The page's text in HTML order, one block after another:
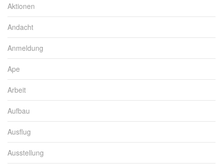
Aktionen
Andacht
Anmeldung
Ape
Arbeit
Aufbau
Ausflug
Ausstellung